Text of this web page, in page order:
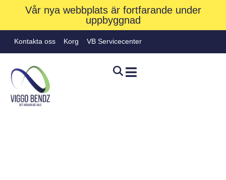
Vår nya webbplats är fortfarande under
uppbyggnad
Kontakta oss Korg VB Servicecenter